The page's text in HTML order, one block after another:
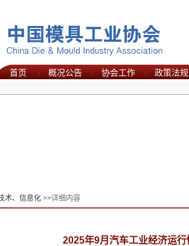
首页 概况公告 协会工作 政策法规
术、信息化 >>详细内容
2025年9月汽车工业经济运行